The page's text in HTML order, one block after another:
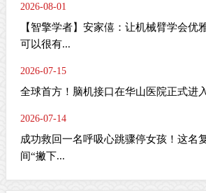
2026-08-01
【智擎学者】安家僖：让机械臂学会优
可以很有...
2026-07-15
全球首方！脑机接口在华山医院正式进
2026-07-14
成功救回一名呼吸心跳骤停女孩！这名
间“撇下...